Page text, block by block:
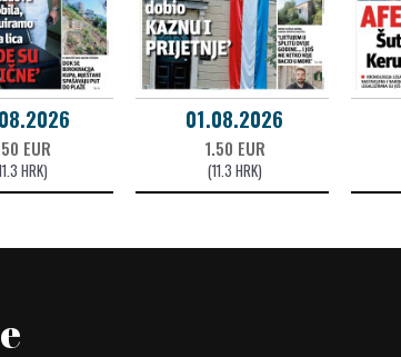
EUR
HRK)
01.08.2026
1.50 EUR
(11.3 HRK)